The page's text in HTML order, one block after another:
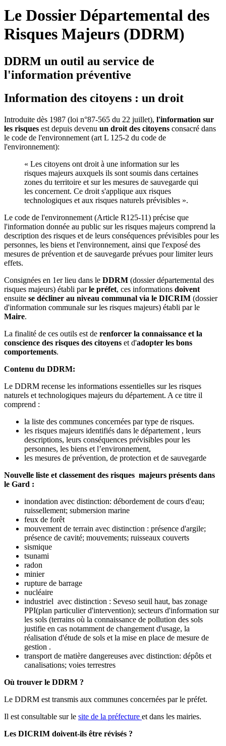
Le Dossier Départemental des
Risques Majeurs (DDRM)
DDRM un outil au service de
l'information préventive
Information des citoyens : un droit
Introduite dès 1987 (loi n°87-565 du 22 juillet), l'information sur
les risques est depuis devenu un droit des citoyens consacré dans
le code de l'environnement (art L 125-2 du code de
l'environnement):
« Les citoyens ont droit à une information sur les
risques majeurs auxquels ils sont soumis dans certaines
zones du territoire et sur les mesures de sauvegarde qui
les concernent. Ce droit s'applique aux risques
technologiques et aux risques naturels prévisibles ».
Le code de l'environnement (Article R125-11) précise que
l'information donnée au public sur les risques majeurs comprend la
description des risques et de leurs conséquences prévisibles pour les
personnes, les biens et l'environnement, ainsi que l'exposé des
mesures de prévention et de sauvegarde prévues pour limiter leurs
effets.
Consignées en 1er lieu dans le DDRM (dossier départemental des
risques majeurs) établi parle préfet, ces informations doivent
ensuite se décliner au niveau communal via le DICRIM (dossier
d'information communale sur les risques majeurs) établi par le
Maire.
La finalité de ces outils est de renforcer la connaissance et la
conscience des risques des citoyens et d'adopter les bons
comportements.
Contenu du DDRM:
Le DDRM recense les informations essentielles sur les risques
naturels et technologiques majeurs du département. A ce titre il
comprend :
la liste des communes concernées par type de risques.
les risques majeurs identifiés dans le département , leurs
descriptions, leurs conséquences prévisibles pour les
personnes, les biens et l’environnement,
les mesures de prévention, de protection et de sauvegarde
Nouvelle liste et classement des risques majeurs présents dans
le Gard :
inondation avec distinction: débordement de cours d'eau;
ruissellement; submersion marine
feux de forêt
mouvement de terrain avec distinction : présence d'argile;
présence de cavité; mouvements; ruisseaux couverts
sismique
tsunami
radon
minier
rupture de barrage
nucléaire
industriel avec distinction : Seveso seuil haut, bas zonage
PPI(plan particulier d'intervention); secteurs d'information sur
les sols (terrains où la connaissance de pollution des sols
justifie en cas notamment de changement d'usage, la
réalisation d'étude de sols et la mise en place de mesure de
gestion .
transport de matière dangereuses avec distinction: dépôts et
canalisations; voies terrestres
Où trouver le DDRM ?
Le DDRM est transmis aux communes concernées par le préfet.
Il est consultable sur le site de la préfecture et dans les mairies.
Les DICRIM doivent-ils être révisés ?